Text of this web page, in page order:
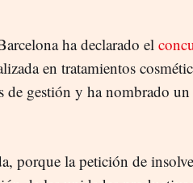
ha declarado el
en tratamientos
de gestión y ha nombrado
porque la petición de